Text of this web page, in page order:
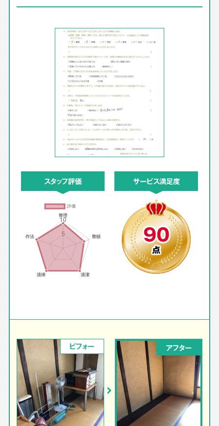
スタッフ評価 サービス満足度
90
点
ビフォー アフター